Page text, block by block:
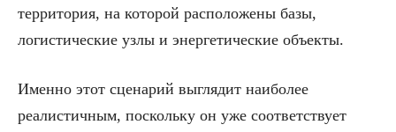
территория, на которой расположены базы,
логистические узлы и энергетические объекты.
Именно этот сценарий выглядит наиболее
реалистичным, поскольку он уже соответствует